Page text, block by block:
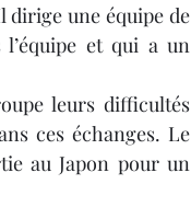
dirige une équipe de
et qui a un
leurs difficultés
ces échanges. Le
au Japon pour un